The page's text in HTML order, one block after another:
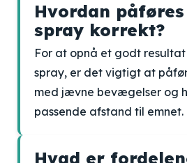
Hvordan
spray korrekt?
For at opnå et godt
spray, er det vigtigt at
med jævne bevægelser og
passende afstand til emnet.
Hvad er